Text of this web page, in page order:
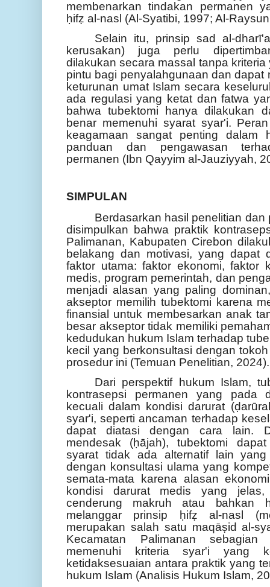
membenarkan tindakan permanen
ḥifẓ al-nasl (Al-Syatibi, 1997; Al-
Selain itu, prinsip sad al-
kerusakan) juga perlu
dilakukan secara massal tanpa
pintu bagi penyalahgunaan dan
keturunan umat Islam secara
ada regulasi yang ketat dan fatwa
bahwa tubektomi hanya dilakukan
benar memenuhi syarat syar'i.
keagamaan sangat penting dalam
panduan dan pengawasan
permanen (Ibn Qayyim al-Jauziyyah,
SIMPULAN
Berdasarkan hasil penelitian
disimpulkan bahwa praktik
Palimanan, Kabupaten Cirebon
belakang dan motivasi, yang dapat
faktor utama: faktor ekonomi, faktor
medis, program pemerintah, dan
menjadi alasan yang paling
akseptor memilih tubektomi karena
finansial untuk membesarkan anak
besar akseptor tidak memiliki
kedudukan hukum Islam terhadap
kecil yang berkonsultasi dengan
prosedur ini (Temuan Penelitian, 2024).
Dari perspektif hukum Islam,
kontrasepsi permanen yang pada
kecuali dalam kondisi darurat
syar'i, seperti ancaman terhadap
dapat diatasi dengan cara lain.
mendesak (ḥājah), tubektomi
syarat tidak ada alternatif lain
dengan konsultasi ulama yang
semata-mata karena alasan
kondisi darurat medis yang
cenderung makruh atau bahkan
melanggar prinsip ḥifẓ al-nasl
merupakan salah satu maqāṣid al-
Kecamatan Palimanan
memenuhi kriteria syar'i yang
ketidaksesuaian antara praktik yang
hukum Islam (Analisis Hukum Islam,